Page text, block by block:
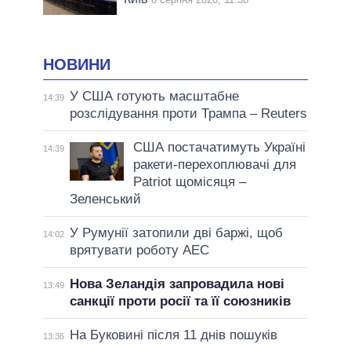
НОВИНИ
14:39 У США готують масштабне
розслідування проти Трампа – Reuters
14:39
США постачатимуть Україні
ракети-перехоплювачі для
Patriot щомісяця –
Зеленський
14:02 У Румунії затопили дві баржі, щоб
врятувати роботу АЕС
13:49
Нова Зеландія запровадила нові
санкції проти росії та її союзників
13:36
На Буковині після 11 днів пошуків